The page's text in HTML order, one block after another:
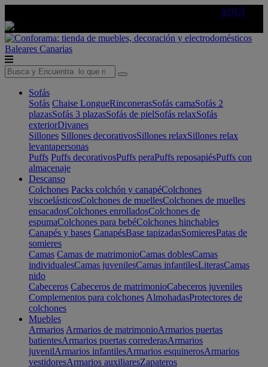
AQUÍ
Baleares Canarias
Sofás
Sofás Chaise LongueRinconerasSofás camaSofás 2
plazasSofás 3 plazasSofás de pielSofás relaxSofás
exteriorDivanes
Sillones Sillones decorativosSillones relaxSillones relax
levantapersonas
Puffs Puffs decorativosPuffs peraPuffs reposapiésPuffs con
almacenaje
Descanso
Colchones Packs colchón y canapéColchones
viscoelásticosColchones de muellesColchones de muelles
ensacadosColchones enrolladosColchones de
espumaColchones para bebéColchones hinchables
Canapés y bases CanapésBase tapizadasSomieresPatas de
somieres
Camas Camas de matrimonioCamas doblesCamas
individualesCamas juvenilesCamas infantilesLiterasCamas
nido
Cabeceros Cabeceros de matrimonioCabeceros juveniles
Complementos para colchones AlmohadasProtectores de
colchones
Muebles
Armarios Armarios de matrimonioArmarios puertas
batientesArmarios puertas correderasArmarios
juvenilArmarios infantilesArmarios esquinerosArmarios
vestidoresArmarios auxiliaresZapateros